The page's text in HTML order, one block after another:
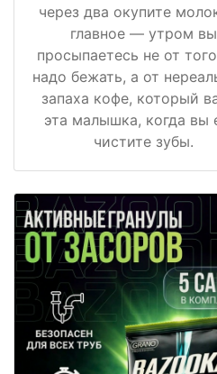
через два окупите
главное — утром вы
просыпаетесь не от
надо бежать, а от
запаха кофе, который
эта малышка, когда вы
чистите зубы.